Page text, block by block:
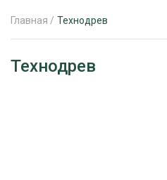
ЖУРНАЛ «ЛЕСНОЙ КОМПЛЕКС»
Главная / Технодрев
Технодрев